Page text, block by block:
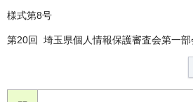
様式第8号
第20回 埼玉県個人情報保護審査会第一